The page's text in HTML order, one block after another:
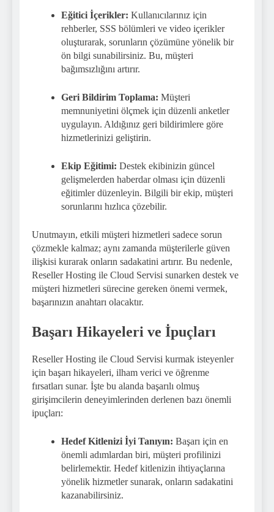
Eğitici İçerikler: Kullanıcılarınız için
rehberler, SSS bölümleri ve video içerikler
oluşturarak, sorunların çözümüne yönelik bir
ön bilgi sunabilirsiniz. Bu, müşteri
bağımsızlığını artırır.
Geri Bildirim Toplama: Müşteri
memnuniyetini ölçmek için düzenli anketler
uygulayın. Aldığınız geri bildirimlere göre
hizmetlerinizi geliştirin.
Ekip Eğitimi: Destek ekibinizin güncel
gelişmelerden haberdar olması için düzenli
eğitimler düzenleyin. Bilgili bir ekip, müşteri
sorunlarını hızlıca çözebilir.
Unutmayın, etkili müşteri hizmetleri sadece sorun
çözmekle kalmaz; aynı zamanda müşterilerle güven
ilişkisi kurarak onların sadakatini artırır. Bu nedenle,
Reseller Hosting ile Cloud Servisi sunarken destek ve
müşteri hizmetleri sürecine gereken önemi vermek,
başarınızın anahtarı olacaktır.
Başarı Hikayeleri ve İpuçları
Reseller Hosting ile Cloud Servisi kurmak isteyenler
için başarı hikayeleri, ilham verici ve öğrenme
fırsatları sunar. İşte bu alanda başarılı olmuş
girişimcilerin deneyimlerinden derlenen bazı önemli
ipuçları:
Hedef Kitlenizi İyi Tanıyın: Başarı için en
önemli adımlardan biri, müşteri profilinizi
belirlemektir. Hedef kitlenizin ihtiyaçlarına
yönelik hizmetler sunarak, onların sadakatini
kazanabilirsiniz.